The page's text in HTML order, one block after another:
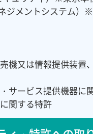
ジメントシステム）
機又は情報提供装置
サービス提供機器に
関する特許